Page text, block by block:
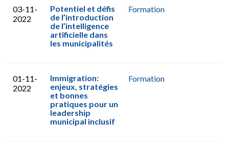
03-11-
2022
Potentiel et défis
de l’introduction
de l’intelligence
artificielle dans
les municipalités
Formation
01-11-
2022
Immigration:
enjeux, stratégies
et bonnes
pratiques pour un
leadership
municipal inclusif
Formation